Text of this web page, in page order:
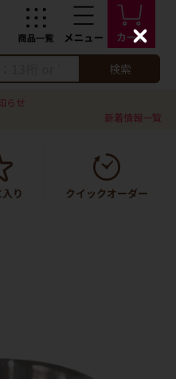
検索
らせ
新着情報一覧
C
l
s